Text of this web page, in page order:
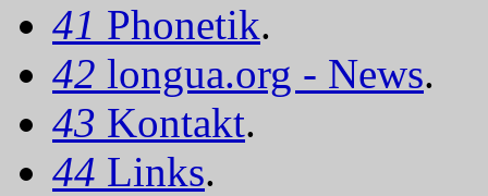
41 Phonetik.
42 longua.org - News.
43 Kontakt.
44 Links.